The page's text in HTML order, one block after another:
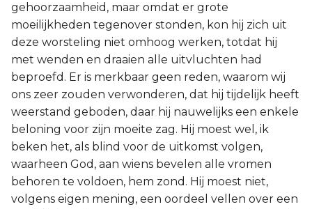
Filippenzen
Kolossenzen
1 Thessalonicenzen
2 Thessalonicenzen
1 Timótheüs
2 Timótheüs
gehoorzaamheid, maar omdat er grote
moeilijkheden tegenover stonden, kon hij zich uit
deze worsteling niet omhoog werken, totdat hij
met wenden en draaien alle uitvluchten had
beproefd. Er is merkbaar geen reden, waarom wij
ons zeer zouden verwonderen, dat hij tijdelijk heeft
weerstand geboden, daar hij nauwelijks een enkele
beloning voor zijn moeite zag. Hij moest wel, ik
beken het, als blind voor de uitkomst volgen,
waarheen God, aan wiens bevelen alle vromen
behoren te voldoen, hem zond. Hij moest niet,
volgens eigen mening, een oordeel vellen over een